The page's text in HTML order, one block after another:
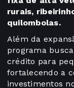
rurais,
quilombolas.
Além da
programa
crédito para
fortalecendo a
investimentos